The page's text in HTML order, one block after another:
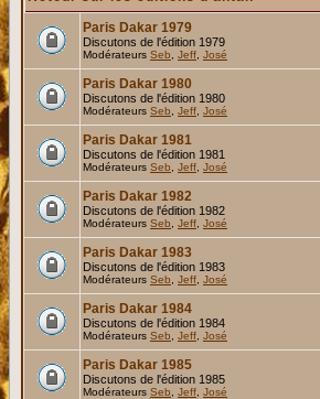
Paris Dakar 1979
Discutons de l'édition 1979
Modérateurs Seb Jeff José
Paris Dakar 1980
Discutons de l'édition 1980
Modérateurs Seb Jeff José
Paris Dakar 1981
Discutons de l'édition 1981
Modérateurs Seb Jeff José
Paris Dakar 1982
Discutons de l'édition 1982
Modérateurs Seb Jeff José
Paris Dakar 1983
Discutons de l'édition 1983
Modérateurs Seb Jeff José
Paris Dakar 1984
Discutons de l'édition 1984
Modérateurs Seb Jeff José
Paris Dakar 1985
Discutons de l'édition 1985
Modérateurs Seb Jeff José